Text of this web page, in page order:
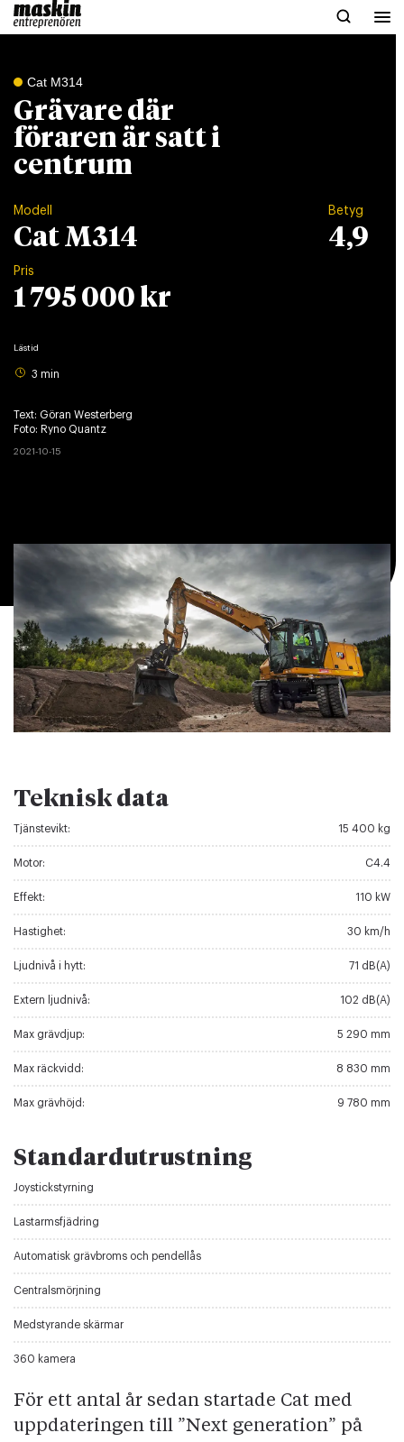
Cat M314
Grävare där
föraren är satt i
centrum
Modell
Cat M314
Betyg
4,9
Pris
1 795 000 kr
Lästid
3 min
Text: Göran Westerberg
Foto: Ryno Quantz
2021-10-15
Teknisk data
Tjänstevikt: 15 400 kg
Motor: C4.4
Effekt: 110 kW
Hastighet: 30 km/h
Ljudnivå i hytt: 71 dB(A)
Extern ljudnivå: 102 dB(A)
Max grävdjup: 5 290 mm
Max räckvidd: 8 830 mm
Max grävhöjd: 9 780 mm
Standardutrustning
Joystickstyrning
Lastarmsfjädring
Automatisk grävbroms och pendellås
Centralsmörjning
Medstyrande skärmar
360 kamera
För ett antal år sedan startade Cat med
uppdateringen till ”Next generation” på